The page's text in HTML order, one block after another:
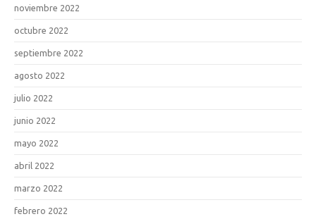
noviembre 2022
octubre 2022
septiembre 2022
agosto 2022
julio 2022
junio 2022
mayo 2022
abril 2022
marzo 2022
febrero 2022